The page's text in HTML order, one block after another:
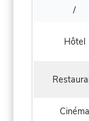
/
Hôtel
Cinéma